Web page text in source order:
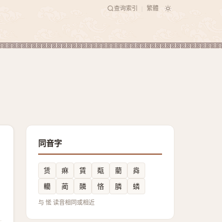
查询索引 繁體
同音字
赁 痳 賃 甐 藺
㷠
轥
蔺 䫰 悋 膦 䗲
与 恡 读音相同或相近